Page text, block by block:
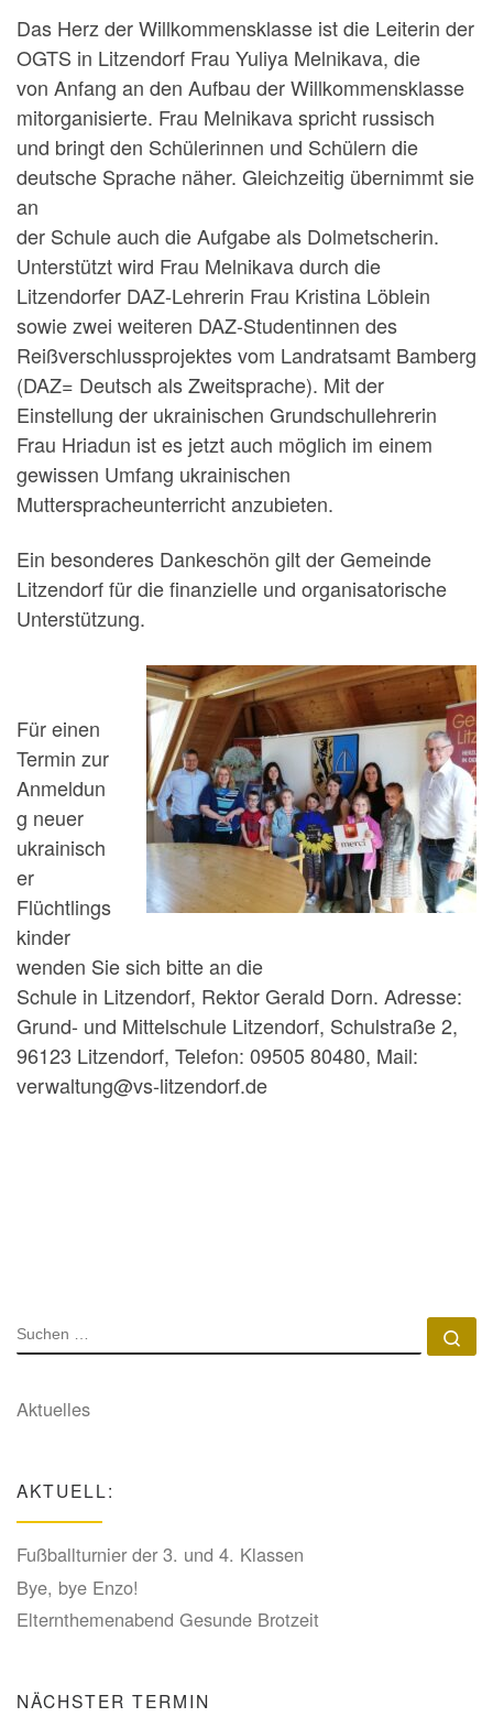
Das Herz der Willkommensklasse ist die Leiterin der
OGTS in Litzendorf Frau Yuliya Melnikava, die
von Anfang an den Aufbau der Willkommensklasse
mitorganisierte. Frau Melnikava spricht russisch
und bringt den Schülerinnen und Schülern die
deutsche Sprache näher. Gleichzeitig übernimmt sie
an
der Schule auch die Aufgabe als Dolmetscherin.
Unterstützt wird Frau Melnikava durch die
Litzendorfer DAZ-Lehrerin Frau Kristina Löblein
sowie zwei weiteren DAZ-Studentinnen des
Reißverschlussprojektes vom Landratsamt Bamberg
(DAZ= Deutsch als Zweitsprache). Mit der
Einstellung der ukrainischen Grundschullehrerin
Frau Hriadun ist es jetzt auch möglich im einem
gewissen Umfang ukrainischen
Mutterspracheunterricht anzubieten.
Ein besonderes Dankeschön gilt der Gemeinde
Litzendorf für die finanzielle und organisatorische
Unterstützung.
Für einen
Termin zur
Anmeldun
g neuer
ukrainisch
er
Flüchtlings
kinder
wenden Sie sich bitte an die
Schule in Litzendorf, Rektor Gerald Dorn. Adresse:
Grund- und Mittelschule Litzendorf, Schulstraße 2,
96123 Litzendorf, Telefon: 09505 80480, Mail:
verwaltung@vs-litzendorf.de
SUCHE
Aktuelles
AKTUELL:
Fußballturnier der 3. und 4. Klassen
Bye, bye Enzo!
Elternthemenabend Gesunde Brotzeit
NÄCHSTER TERMIN